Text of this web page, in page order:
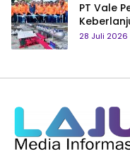
PT Vale
28 Juli 2026